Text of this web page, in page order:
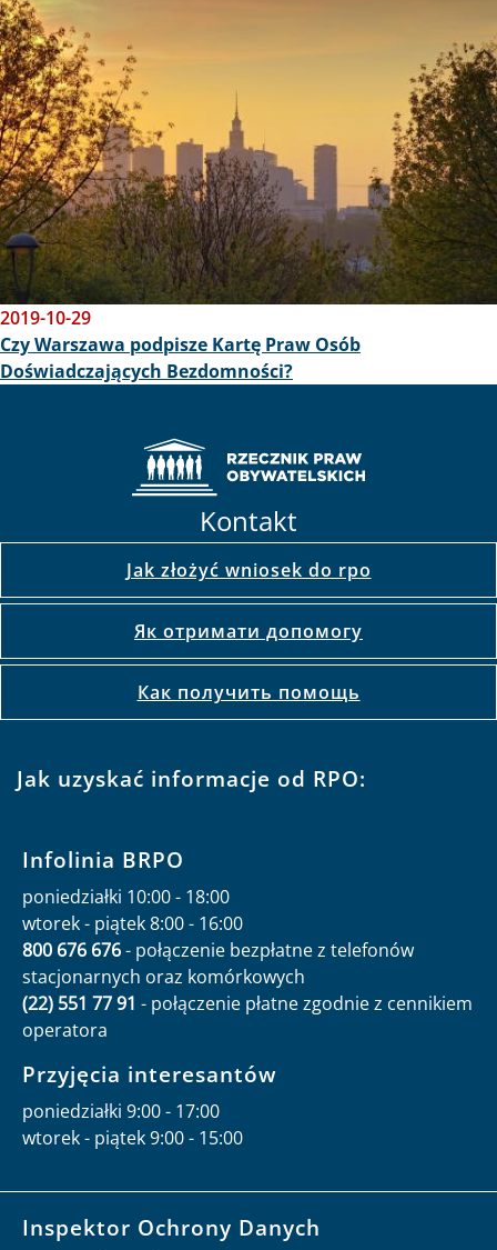
2019-10-29
Czy Warszawa podpisze Kartę Praw Osób
Doświadczających Bezdomności?
Kontakt
Jak złożyć wniosek do rpo
Як отримати допомогу
Как получить помощь
Jak uzyskać informacje od RPO:
Infolinia BRPO
poniedziałki 10:00 - 18:00
wtorek - piątek 8:00 - 16:00
800 676 676- połączenie bezpłatne z telefonów
stacjonarnych oraz komórkowych
(22) 551 77 91 - połączenie płatne zgodnie z cennikiem
operatora
Przyjęcia interesantów
poniedziałki 9:00 - 17:00
wtorek - piątek 9:00 - 15:00
Inspektor Ochrony Danych